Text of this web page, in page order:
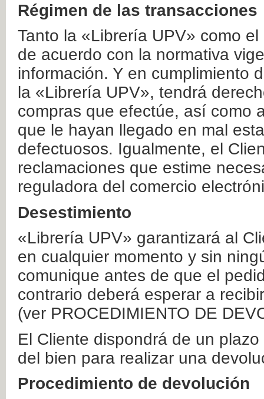
Régimen de las transacciones
Tanto la «Librería UPV» como
de acuerdo con la normativa
información. Y en cumplimiento
la «Librería UPV», tendrá
compras que efectúe, así como
que le hayan llegado en mal
defectuosos. Igualmente, el
reclamaciones que estime
reguladora del comercio
Desestimiento
«Librería UPV» garantizará al
en cualquier momento y sin
comunique antes de que el
contrario deberá esperar a
(ver PROCEDIMIENTO DE
El Cliente dispondrá de un
del bien para realizar una
Procedimiento de devolución